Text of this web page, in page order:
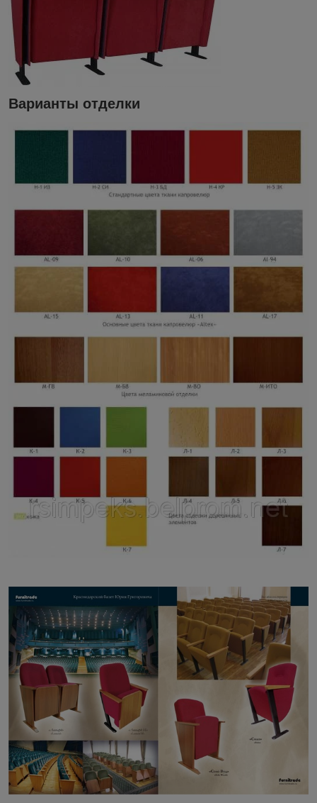
Варианты отделки